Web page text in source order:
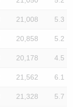
21,008 5.3
20,858 5.2
20,178 4.5
21,562 6.1
21,328 5.7